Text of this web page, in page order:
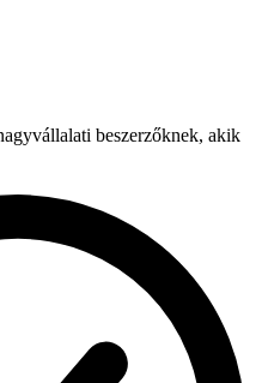
beszerzőknek, akik